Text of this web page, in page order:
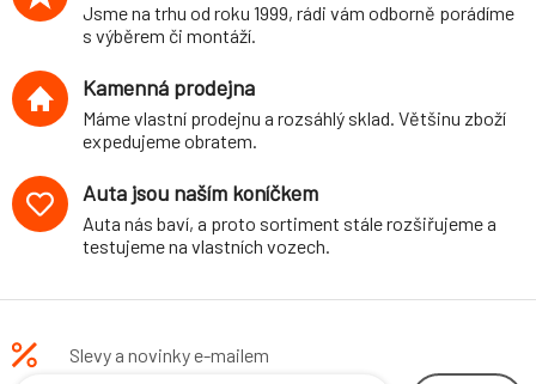
Jsme na trhu od roku 1999, rádi vám odborně porádíme
s výběrem či montáží.
Kamenná prodejna
Máme vlastní prodejnu a rozsáhlý sklad. Většinu zboží
expedujeme obratem.
Auta jsou naším koníčkem
Auta nás baví, a proto sortiment stále rozšiřujeme a
testujeme na vlastních vozech.
Slevy a novinky e-mailem